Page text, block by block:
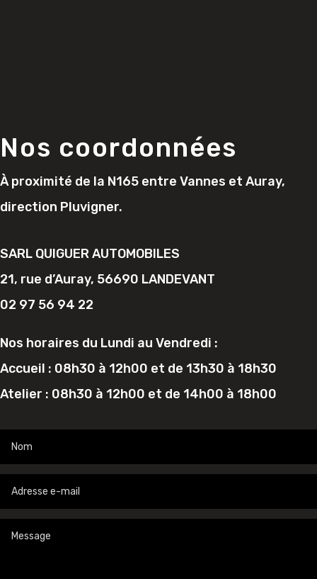
Nos coordonnées
À proximité de la N165 entre Vannes et Auray,
direction Pluvigner.
SARL QUIGUER AUTOMOBILES
21, rue d’Auray, 56690 LANDEVANT
02 97 56 94 22
Nos horaires du Lundi au Vendredi :
Accueil : 08h30 à 12h00 et de 13h30 à 18h30
Atelier : 08h30 à 12h00 et de 14h00 à 18h00